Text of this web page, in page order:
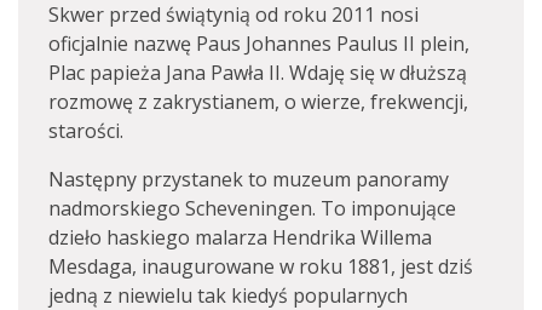
Skwer przed świątynią od roku 2011 nosi
oficjalnie nazwę Paus Johannes Paulus II plein,
Plac papieża Jana Pawła II. Wdaję się w dłuższą
rozmowę z zakrystianem, o wierze, frekwencji,
starości.
Następny przystanek to muzeum panoramy
nadmorskiego Scheveningen. To imponujące
dzieło haskiego malarza Hendrika Willema
Mesdaga, inaugurowane w roku 1881, jest dziś
jedną z niewielu tak kiedyś popularnych